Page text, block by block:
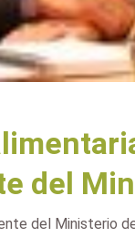
del
del Ministerio